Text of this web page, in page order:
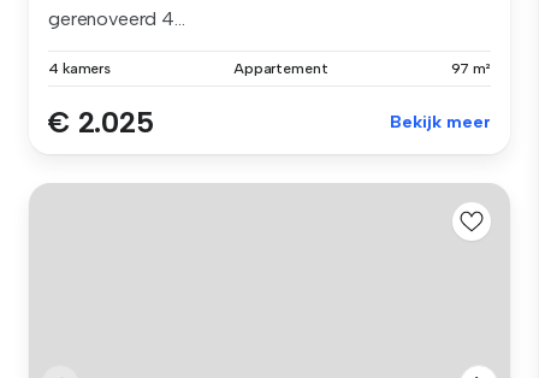
gerenoveerd 4...
4 kamers Appartement 97 m²
€ 2.025 Bekijk meer